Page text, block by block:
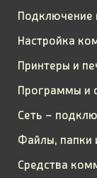
Подключение
Настройка
Принтеры и
Программы и
Сеть –
Файлы, папки
Средства